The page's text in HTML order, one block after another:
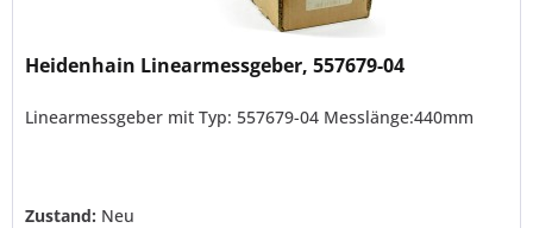
Heidenhain Linearmessgeber, 557679-04
Linearmessgeber mit Typ: 557679-04 Messlänge:440mm
Zustand: Neu